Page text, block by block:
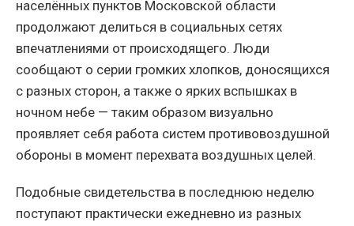
населённых пунктов Московской области
продолжают делиться в социальных сетях
впечатлениями от происходящего. Люди
сообщают о серии громких хлопков, доносящихся
с разных сторон, а также о ярких вспышках в
ночном небе — таким образом визуально
проявляет себя работа систем противовоздушной
обороны в момент перехвата воздушных целей.
Подобные свидетельства в последнюю неделю
поступают практически ежедневно из разных